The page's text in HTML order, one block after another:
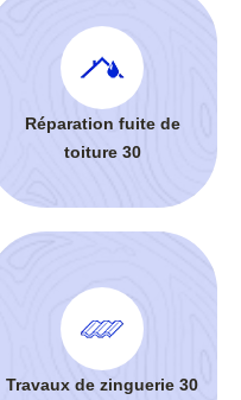
Réparation fuite de
toiture 30
Travaux de zinguerie 30